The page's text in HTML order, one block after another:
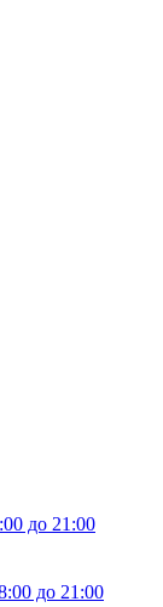
до 21:00
до 21:00